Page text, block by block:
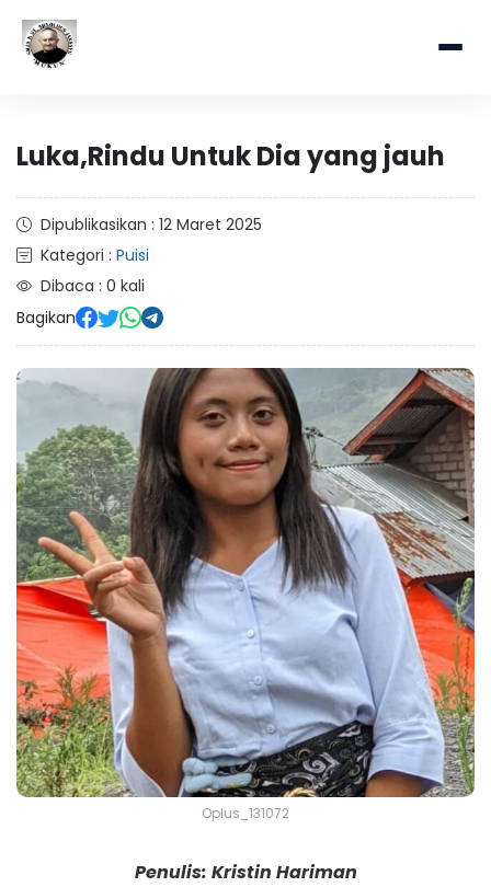
Luka,Rindu Untuk Dia yang jauh
Dipublikasikan : 12 Maret 2025
Kategori : Puisi
Dibaca : 0 kali
Bagikan
Oplus_131072
Penulis: Kristin Hariman